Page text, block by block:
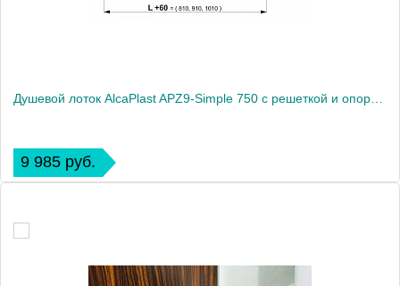
9 985 руб.